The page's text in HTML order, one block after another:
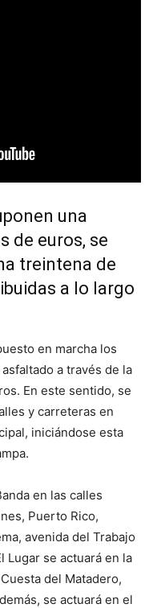
una
de euros, se
treintena de
a lo largo
en marcha los
a través de la
En este sentido, se
y carreteras en
iniciándose esta
en las calles
Puerto Rico,
avenida del Trabajo
Lugar se actuará en la
del Matadero,
se actuará en el